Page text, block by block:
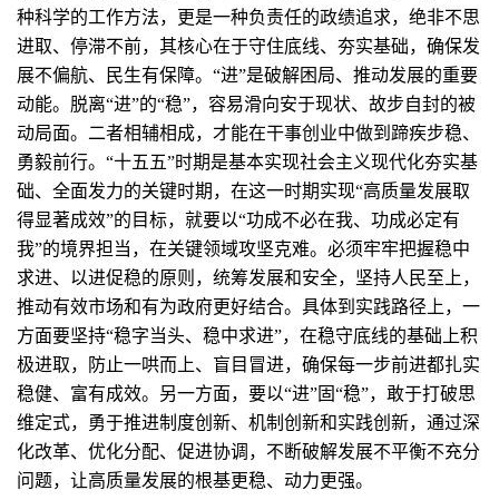
种科学的工作方法，更是一种负责任的政绩追求，绝非不思
进取、停滞不前，其核心在于守住底线、夯实基础，确保发
展不偏航、民生有保障。“进”是破解困局、推动发展的重要
动能。脱离“进”的“稳”，容易滑向安于现状、故步自封的被
动局面。二者相辅相成，才能在干事创业中做到蹄疾步稳、
勇毅前行。“十五五”时期是基本实现社会主义现代化夯实基
础、全面发力的关键时期，在这一时期实现“高质量发展取
得显著成效”的目标，就要以“功成不必在我、功成必定有
我”的境界担当，在关键领域攻坚克难。必须牢牢把握稳中
求进、以进促稳的原则，统筹发展和安全，坚持人民至上，
推动有效市场和有为政府更好结合。具体到实践路径上，一
方面要坚持“稳字当头、稳中求进”，在稳守底线的基础上积
极进取，防止一哄而上、盲目冒进，确保每一步前进都扎实
稳健、富有成效。另一方面，要以“进”固“稳”，敢于打破思
维定式，勇于推进制度创新、机制创新和实践创新，通过深
化改革、优化分配、促进协调，不断破解发展不平衡不充分
问题，让高质量发展的根基更稳、动力更强。